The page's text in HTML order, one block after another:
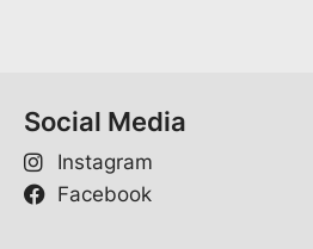
Social Media
Instagram
Facebook